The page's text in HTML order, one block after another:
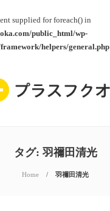
supplied for foreach() in
public_html/wp-
helpers/general.php
タグ: 羽禰田清光
Home 羽禰田清光